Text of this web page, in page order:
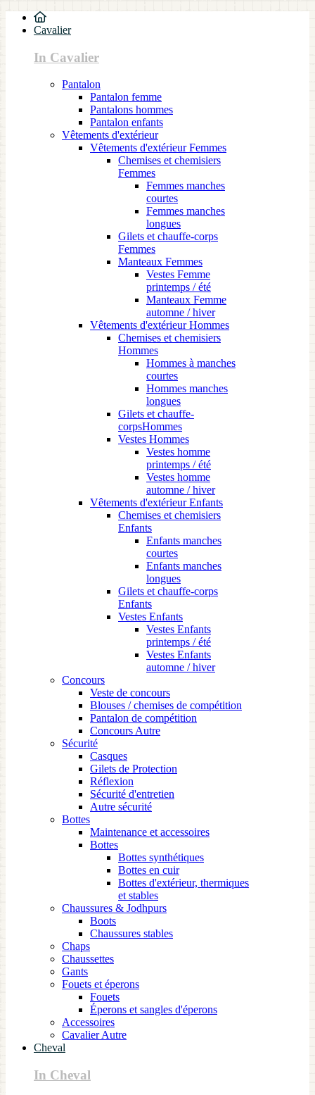
Cavalier
In Cavalier
Pantalon
Pantalon femme
Pantalons hommes
Pantalon enfants
Vêtements d'extérieur
Vêtements d'extérieur Femmes
Chemises et chemisiers
Femmes
Femmes manches
courtes
Femmes manches
longues
Gilets et chauffe-corps
Femmes
Manteaux Femmes
Vestes Femme
printemps / été
Manteaux Femme
automne / hiver
Vêtements d'extérieur Hommes
Chemises et chemisiers
Hommes
Hommes à manches
courtes
Hommes manches
longues
Gilets et chauffe-
corpsHommes
Vestes Hommes
Vestes homme
printemps / été
Vestes homme
automne / hiver
Vêtements d'extérieur Enfants
Chemises et chemisiers
Enfants
Enfants manches
courtes
Enfants manches
longues
Gilets et chauffe-corps
Enfants
Vestes Enfants
Vestes Enfants
printemps / été
Vestes Enfants
automne / hiver
Concours
Veste de concours
Blouses / chemises de compétition
Pantalon de compétition
Concours Autre
Sécurité
Casques
Gilets de Protection
Réflexion
Sécurité d'entretien
Autre sécurité
Bottes
Maintenance et accessoires
Bottes
Bottes synthétiques
Bottes en cuir
Bottes d'extérieur, thermiques
et stables
Chaussures & Jodhpurs
Boots
Chaussures stables
Chaps
Chaussettes
Gants
Fouets et éperons
Fouets
Éperons et sangles d'éperons
Accessoires
Cavalier Autre
Cheval
In Cheval